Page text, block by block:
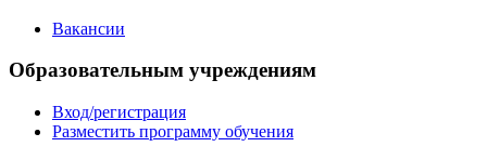
Вакансии
Образовательным учреждениям
Вход/регистрация
Разместить программу обучения